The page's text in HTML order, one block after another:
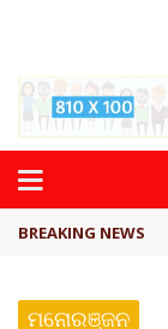
BREAKING NEWS
ମନୋରଞ୍ଜନ